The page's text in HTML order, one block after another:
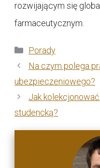
rozwijającym się
farmaceutycznym.
Kategorie
Porady
Na czym polega
ubezpieczeniowego?
Jak
studencką?